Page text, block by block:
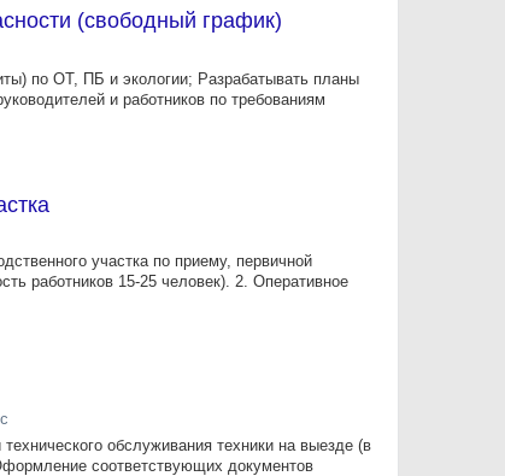
(свободный график)
по ОТ, ПБ и экологии; Разрабатывать планы
и работников по требованиям
участка по приему, первичной
работников 15-25 человек). 2. Оперативное
обслуживания техники на выезде (в
соответствующих документов